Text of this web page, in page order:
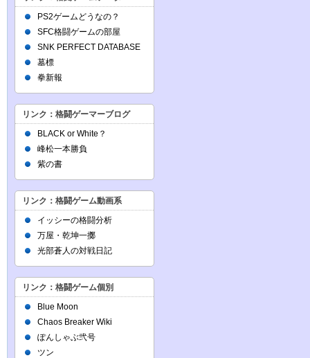
PS2ゲームどうなの？
SFC格闘ゲームの部屋
SNK PERFECT DATABASE
墓標
拳新報
リンク：格闘ゲーマーブログ
BLACK or White？
峰松一本勝負
紫の書
リンク：格闘ゲーム動画系
イッシーの格闘分析
万屋・乾坤一擲
光部蒼人の対戦日記
リンク：格闘ゲーム個別
Blue Moon
Chaos Breaker Wiki
ぽんしゃぶ弐号
ツン